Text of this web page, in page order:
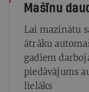
Mašīnu
Lai mazinātu
ātrāku
gadiem
piedāvājums
lielāks